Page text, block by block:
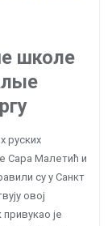
школе
руских
Сара Малетић и
су у Санкт
овој
је